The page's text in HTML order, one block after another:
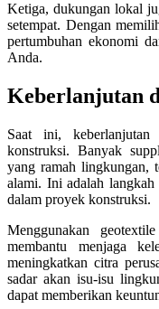
Ketiga, dukungan lokal
setempat. Dengan
pertumbuhan ekonomi
Anda.
Keberlanjutan
Saat ini,
konstruksi. Banyak
yang ramah lingkungan,
alami. Ini adalah
dalam proyek konstruksi.
Menggunakan
membantu menjaga
meningkatkan citra
sadar akan isu-isu
dapat memberikan